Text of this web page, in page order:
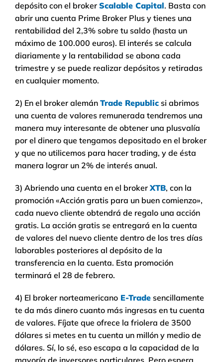
depósito con el broker Scalable Capital. Basta con
abrir una cuenta Prime Broker Plus y tienes una
rentabilidad del 2,3% sobre tu saldo (hasta un
máximo de 100.000 euros). El interés se calcula
diariamente y la rentabilidad se abona cada
trimestre y se puede realizar depósitos y retiradas
en cualquier momento.
2) En el broker alemán Trade Republic si abrimos
una cuenta de valores remunerada tendremos una
manera muy interesante de obtener una plusvalía
por el dinero que tengamos depositado en el broker
y que no utilicemos para hacer trading, y de ésta
manera lograr un 2% de interés anual.
3) Abriendo una cuenta en el brokerXTB, con la
promoción «Acción gratis para un buen comienzo»,
cada nuevo cliente obtendrá de regalo una acción
gratis. La acción gratis se entregará en la cuenta
de valores del nuevo cliente dentro de los tres días
laborables posteriores al depósito de la
transferencia en la cuenta. Esta promoción
terminará el 28 de febrero.
4) El broker norteamericano E-Trade sencillamente
te da más dinero cuanto más ingresas en tu cuenta
de valores. Fíjate que ofrece la friolera de 3500
dólares si metes en tu cuenta un millón y medio de
dólares. Sí, lo sé, eso escapa a la capacidad de la